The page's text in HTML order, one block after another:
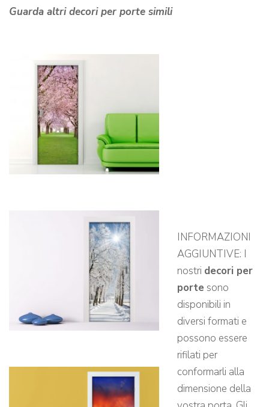
Guarda altri decori per porte simili
INFORMAZIONI
AGGIUNTIVE: I
nostri decori per
porte sono
disponibili in
diversi formati e
possono essere
rifilati per
conformarli alla
dimensione della